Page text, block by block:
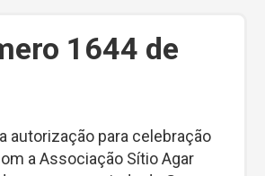
1644 de
autorização para celebração
a Associação Sítio Agar